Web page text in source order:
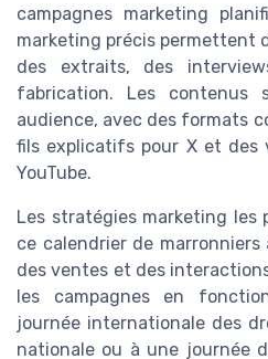
campagnes marketing
marketing précis permettent
des extraits, des
fabrication. Les contenus
audience, avec des formats
fils explicatifs pour X et des
YouTube.
Les stratégies marketing les
ce calendrier de marronniers
des ventes et des
les campagnes en
journée internationale des
nationale ou à une journée